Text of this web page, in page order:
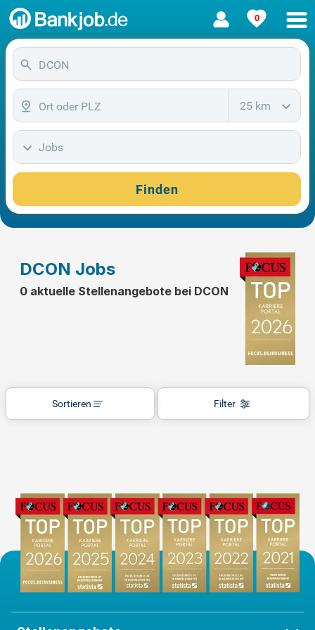
0
25 km
Jobs
Finden
DCON Jobs
0 aktuelle Stellenangebote bei DCON
Filter
Sortieren